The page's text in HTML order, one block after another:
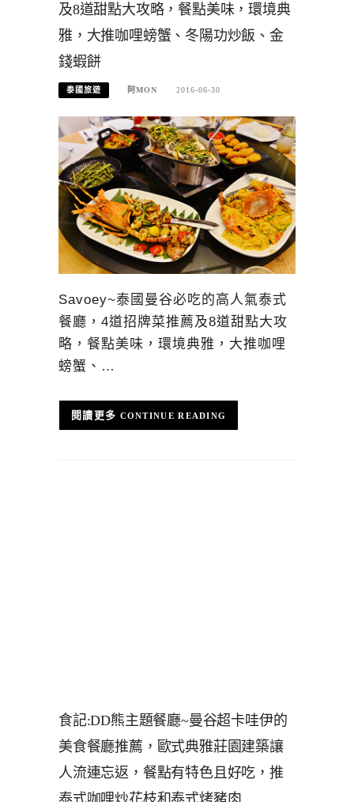
及8道甜點大攻略，餐點美味，環境典
雅，大推咖哩螃蟹、冬陽功炒飯、金
錢蝦餅
泰國旅遊 阿MON 2016-06-30
Savoey~泰國曼谷必吃的高人氣泰式
餐廳，4道招牌菜推薦及8道甜點大攻
略，餐點美味，環境典雅，大推咖哩
螃蟹、…
CONTINUE READING
食記:DD熊主題餐廳~曼谷超卡哇伊的
美食餐廳推薦，歐式典雅莊園建築讓
人流連忘返，餐點有特色且好吃，推
泰式咖哩炒花枝和泰式烤豬肉